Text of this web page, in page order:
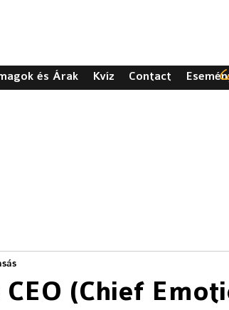
és Árak Kvíz Contact
(Chief